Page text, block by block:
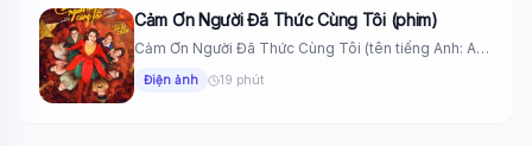
Cảm Ơn Người Đã Thức Cùng Tôi (phim)
Cảm Ơn Người Đã Thức Cùng Tôi (tên tiếng Anh: A
Điện ảnh 19 phút